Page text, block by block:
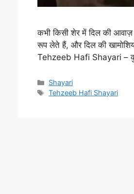
कभी किसी शेर में दिल की
रूप लेते हैं, और दिल की
Tehzeeb Hafi Shayari –
Categories
Shayari
Tags
Tehzeeb Hafi Shayari